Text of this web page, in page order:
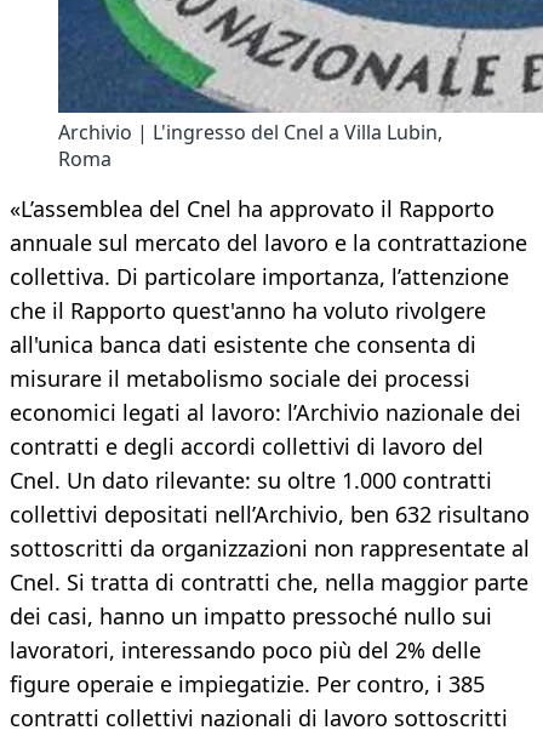
Archivio | L'ingresso del Cnel a Villa Lubin,
Roma
«L’assemblea del Cnel ha approvato il Rapporto
annuale sul mercato del lavoro e la contrattazione
collettiva. Di particolare importanza, l’attenzione
che il Rapporto quest'anno ha voluto rivolgere
all'unica banca dati esistente che consenta di
misurare il metabolismo sociale dei processi
economici legati al lavoro: l’Archivio nazionale dei
contratti e degli accordi collettivi di lavoro del
Cnel. Un dato rilevante: su oltre 1.000 contratti
collettivi depositati nell’Archivio, ben 632 risultano
sottoscritti da organizzazioni non rappresentate al
Cnel. Si tratta di contratti che, nella maggior parte
dei casi, hanno un impatto pressoché nullo sui
lavoratori, interessando poco più del 2% delle
figure operaie e impiegatizie. Per contro, i 385
contratti collettivi nazionali di lavoro sottoscritti